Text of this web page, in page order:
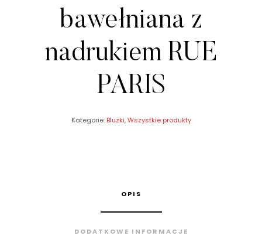
bawełniana z
nadrukiem RUE
PARIS
Kategorie: Bluzki,Wszystkie produkty
OPIS
DODATKOWE INFORMACJE